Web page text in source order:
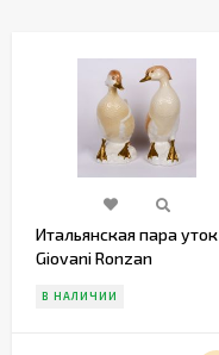
Итальянская пара уток
Giovani Ronzan
В НАЛИЧИИ